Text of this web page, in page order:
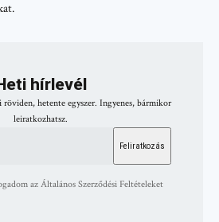
hírlevél
hetente egyszer. Ingyenes, bármikor
leiratkozhatsz.
az Általános Szerződési Feltételeket